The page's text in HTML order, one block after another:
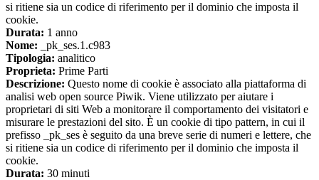
si ritiene sia un codice di riferimento per il dominio che imposta il
cookie.
Durata: 1 anno
Nome: _pk_ses.1.c983
Tipologia: analitico
Proprieta: Prime Parti
Descrizione: Questo nome di cookie è associato alla piattaforma di
analisi web open source Piwik. Viene utilizzato per aiutare i
proprietari di siti Web a monitorare il comportamento dei visitatori e
misurare le prestazioni del sito. È un cookie di tipo pattern, in cui il
prefisso _pk_ses è seguito da una breve serie di numeri e lettere, che
si ritiene sia un codice di riferimento per il dominio che imposta il
cookie.
Durata: 30 minuti